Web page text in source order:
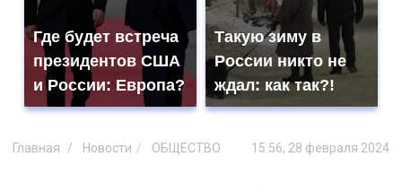
Где будет встреча
президентов США
и России: Европа?
Такую зиму в
России никто не
ждал: как так?!
Главная Новости ОБЩЕСТВО 15:56, 28 февраля 2024